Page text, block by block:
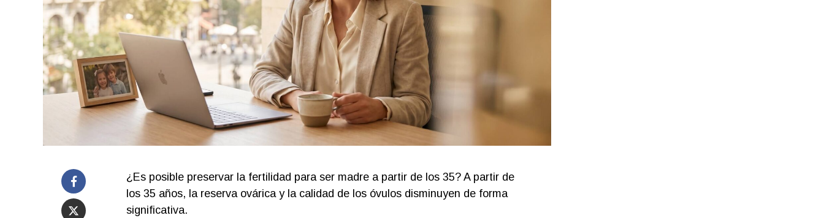
¿Es posible preservar la fertilidad para ser madre a partir de los 35? A partir de
los 35 años, la reserva ovárica y la calidad de los óvulos disminuyen de forma
significativa.